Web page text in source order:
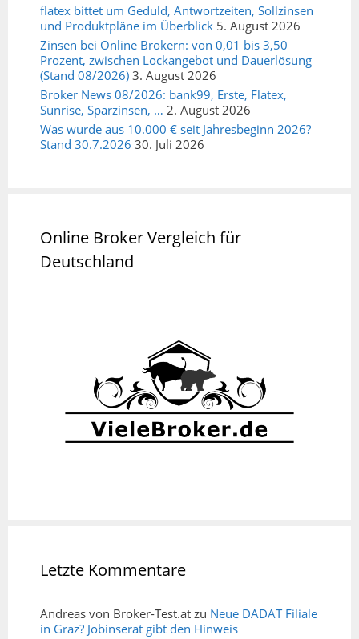
flatex bittet um Geduld, Antwortzeiten, Sollzinsen
und Produktpläne im Überblick 5. August 2026
Zinsen bei Online Brokern: von 0,01 bis 3,50
Prozent, zwischen Lockangebot und Dauerlösung
(Stand 08/2026) 3. August 2026
Broker News 08/2026: bank99, Erste, Flatex,
Sunrise, Sparzinsen, … 2. August 2026
Was wurde aus 10.000 € seit Jahresbeginn 2026?
Stand 30.7.2026 30. Juli 2026
Online Broker Vergleich für
Deutschland
Letzte Kommentare
Andreas von Broker-Test.at zu Neue DADAT Filiale
in Graz? Jobinserat gibt den Hinweis